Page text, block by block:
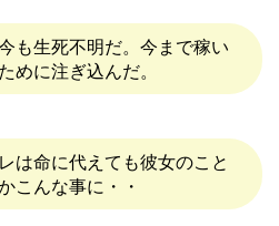
も生死不明だ。今まで稼い
めに注ぎ込んだ。
は命に代えても彼女のこと
こんな事に・・